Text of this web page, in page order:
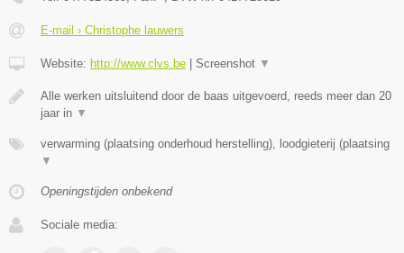
E-mail › Christophe lauwers
Website: http://www.clvs.be | Screenshot ▼
Alle werken uitsluitend door de baas uitgevoerd, reeds meer dan 20
jaar in ▼
verwarming (plaatsing onderhoud herstelling), loodgieterij (plaatsing
▼
Openingstijden onbekend
Sociale media: